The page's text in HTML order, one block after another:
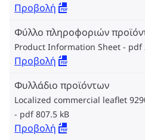
Προβολή
Φύλλο πληροφοριών
Product Information Sheet pdf
Προβολή
Φυλλάδιο προϊόντων
Localized commercial leaflet
pdf 807.5 kB
Προβολή